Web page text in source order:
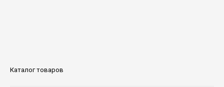
Каталог товаров